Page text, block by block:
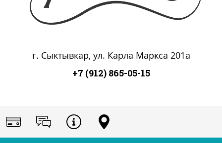
г. Сыктывкар, ул. Карла Маркса 201а
+7 (912) 865-05-15